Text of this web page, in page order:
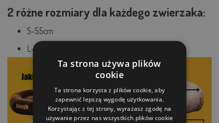
2 różne rozmiary dla każdego zwierzaka:
S-55cm
L-75cm
Ta strona używa plików
cookie
Ta strona korzysta z plików cookie, aby
zapewnić lepszą wygodę użytkowania.
Korzystając z tej strony, wyrażasz zgodę na
używanie przez nas wszystkich plików cookie